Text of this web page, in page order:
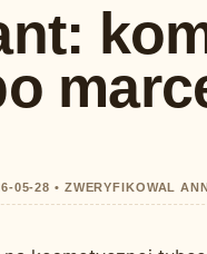
05-28 • ZWERYFIKOWAL